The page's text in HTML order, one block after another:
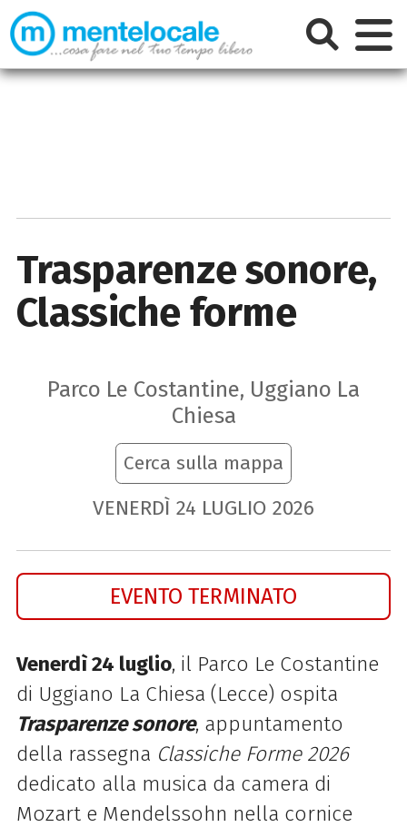
Trasparenze sonore,
Classiche forme
Parco Le Costantine, Uggiano La
Chiesa
Cerca sulla mappa
VENERDÌ 24 LUGLIO 2026
EVENTO TERMINATO
Venerdì 24 luglio, il Parco Le Costantine
di Uggiano La Chiesa (Lecce) ospita
Trasparenze sonore, appuntamento
della rassegna Classiche Forme 2026
dedicato alla musica da camera di
Mozart e Mendelssohn nella cornice